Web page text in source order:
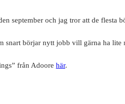
september och jag tror att de flesta
snart börjar nytt jobb vill gärna ha
från Adoore här.